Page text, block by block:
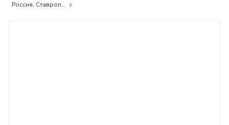
Россия, Ставроп...